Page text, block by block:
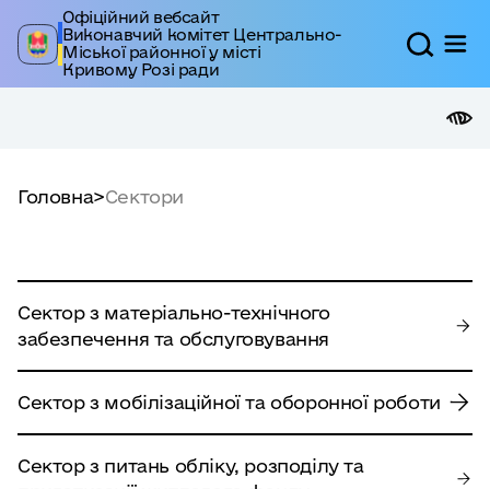
Офіційний вебсайт
Виконавчий комітет Центрально-
Міської районної у місті
Кривому Розі ради
Головна>Сектори
Сектор з матеріально-технічного
забезпечення та обслуговування
Сектор з мобілізаційної та оборонної роботи
Сектор з питань обліку, розподілу та